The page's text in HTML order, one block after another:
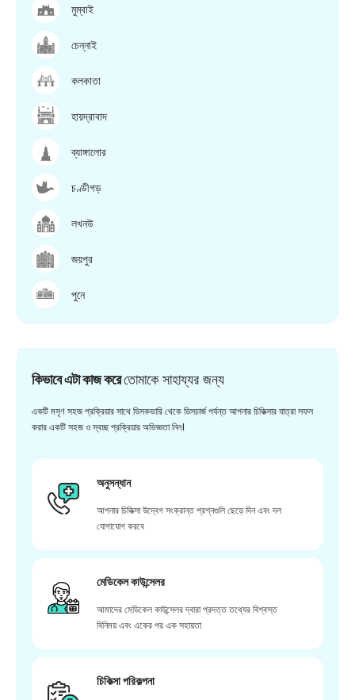
মুম্বাই
চেন্নাই
কলকাতা
হায়দ্রাবাদ
ব্যাঙ্গালোর
চণ্ডীগড়
লখনউ
জয়পুর
পুনে
কিভাবে এটা কাজ করেতোমাকে সাহায্যর জন্য
একটি মসৃণ সহজ প্রক্রিয়ার সাথে ডিসকভারি থেকে ডিসচার্জ পর্যন্ত আপনার চিকিত্সার যাত্রা সফল
করার একটি সহজ ও স্বচ্ছ প্রক্রিয়ার অভিজ্ঞতা নিন।
অনুসন্ধান
আপনার চিকিত্সা উদ্বেগ সংক্রান্ত প্রশ্নগুলি ছেড়ে দিন এবং দল
যোগাযোগ করবে
মেডিকেল কাউন্সেলর
আমাদের মেডিকেল কাউন্সেলর দ্বারা প্রদত্ত তথ্যের বিশ্বস্ত
বিনিময় এবং একের পর এক সহায়তা
চিকিত্সা পরিকল্পনা